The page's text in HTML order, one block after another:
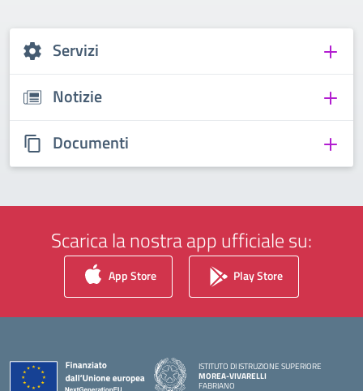
Servizi
Notizie
Documenti
Scarica la nostra app ufficiale su:
App Store Play Store
ISTITUTO DI ISTRUZIONE SUPERIORE
MOREA-VIVARELLI
FABRIANO